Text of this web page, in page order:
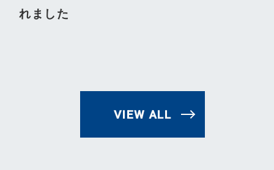
れました
VIEW ALL